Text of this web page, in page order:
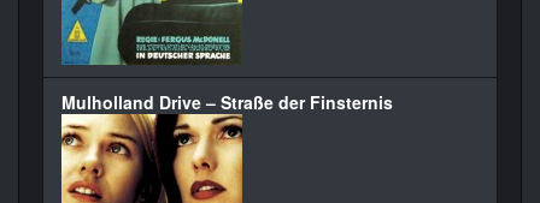
Mulholland Drive – Straße der Finsternis